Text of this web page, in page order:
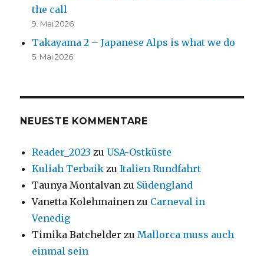
the call
9. Mai 2026
Takayama 2 – Japanese Alps is what we do
5. Mai 2026
NEUESTE KOMMENTARE
Reader_2023 zuUSA-Ostküste
Kuliah Terbaik zuItalien Rundfahrt
Taunya Montalvan zu Südengland
Vanetta Kolehmainen zu Carneval in
Venedig
Timika Batchelder zuMallorca muss auch
einmal sein